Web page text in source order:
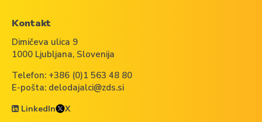
Kontakt
Dimičeva ulica 9
1000 Ljubljana, Slovenija
Telefon: +386 (0)1 563 48 80
E-pošta: delodajalci@zds.si
LinkedIn X